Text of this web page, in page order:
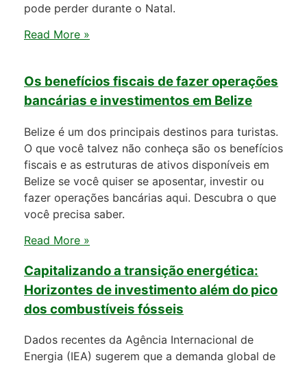
pode perder durante o Natal.
Read More »
Os benefícios fiscais de fazer operações
bancárias e investimentos em Belize
Belize é um dos principais destinos para turistas.
O que você talvez não conheça são os benefícios
fiscais e as estruturas de ativos disponíveis em
Belize se você quiser se aposentar, investir ou
fazer operações bancárias aqui. Descubra o que
você precisa saber.
Read More »
Capitalizando a transição energética:
Horizontes de investimento além do pico
dos combustíveis fósseis
Dados recentes da Agência Internacional de
Energia (IEA) sugerem que a demanda global de